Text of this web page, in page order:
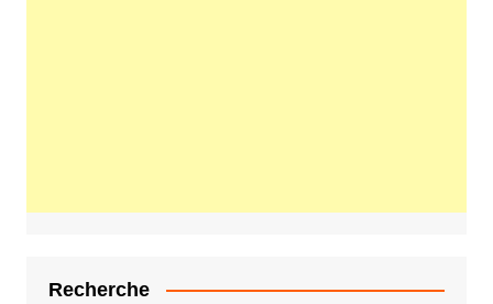
Recherche